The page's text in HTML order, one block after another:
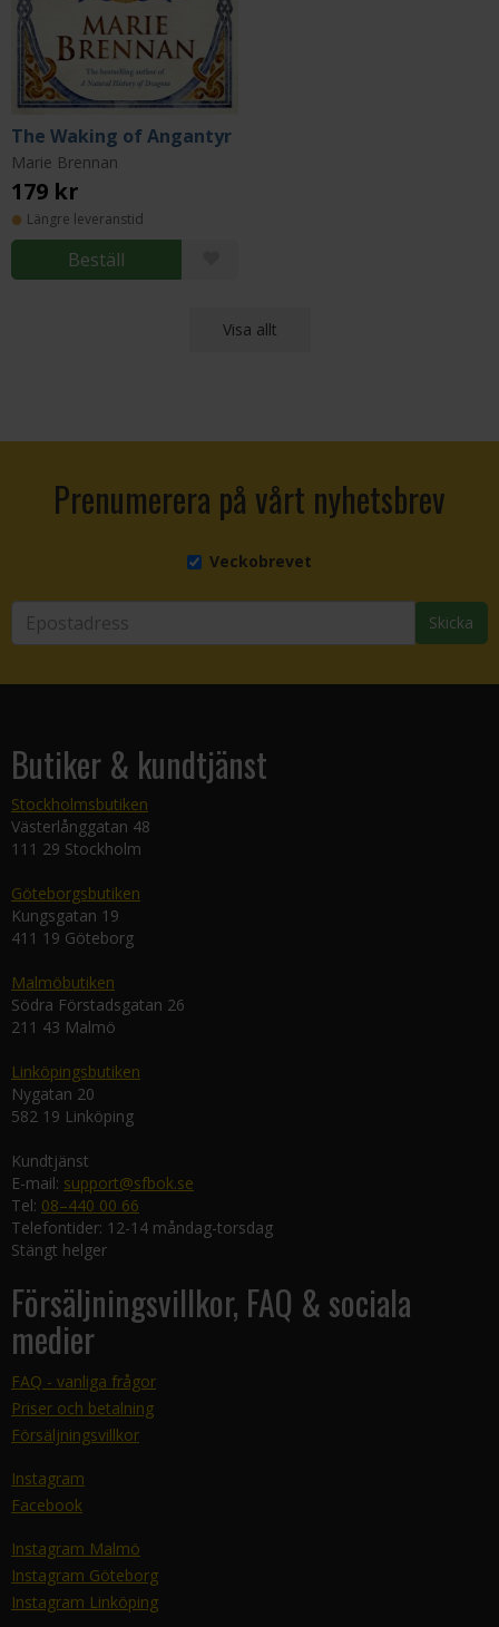
The Waking of Angantyr
Marie Brennan
179 kr
Längre leveranstid
Beställ
Visa allt
Prenumerera på vårt nyhetsbrev
Veckobrevet
Skicka
Butiker & kundtjänst
Stockholmsbutiken
Västerlånggatan 48
111 29 Stockholm
Göteborgsbutiken
Kungsgatan 19
411 19 Göteborg
Malmöbutiken
Södra Förstadsgatan 26
211 43 Malmö
Linköpingsbutiken
Nygatan 20
582 19 Linköping
Kundtjänst
E-mail: support@sfbok.se
Tel: 08–440 00 66
Telefontider: 12-14 måndag-torsdag
Stängt helger
Försäljningsvillkor, FAQ & sociala
medier
FAQ - vanliga frågor
Priser och betalning
Försäljningsvillkor
Instagram
Facebook
Instagram Malmö
Instagram Göteborg
Instagram Linköping